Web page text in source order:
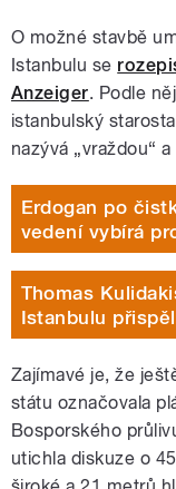
O možné stavbě
Istanbulu se
Anzeiger. Podle
istanbulský
nazývá „vraždou“
Erdogan po
vedení vybírá
Thomas
Istanbulu
Zajímavé je, že
státu označovala
Bosporského
utichla diskuze o